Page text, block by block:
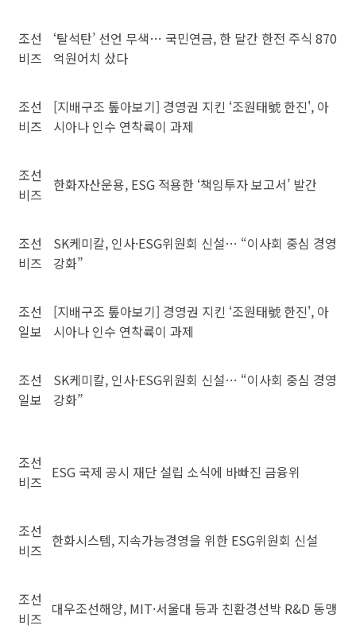
조선
비즈
‘탈석탄’ 선언 무색… 국민연금, 한 달간 한전 주식 870
억원어치 샀다
조선
비즈
[지배구조 톺아보기] 경영권 지킨 ‘조원태號 한진', 아
시아나 인수 연착륙이 과제
조선
비즈
한화자산운용, ESG 적용한 ‘책임투자 보고서’ 발간
조선
비즈
SK케미칼, 인사·ESG위원회 신설… “이사회 중심 경영
강화”
조선
일보
[지배구조 톺아보기] 경영권 지킨 ‘조원태號 한진', 아
시아나 인수 연착륙이 과제
조선
일보
SK케미칼, 인사·ESG위원회 신설… “이사회 중심 경영
강화”
조선
비즈
ESG 국제 공시 재단 설립 소식에 바빠진 금융위
조선
비즈
한화시스템, 지속가능경영을 위한 ESG위원회 신설
조선
비즈
대우조선해양, MIT·서울대 등과 친환경선박 R&D 동맹